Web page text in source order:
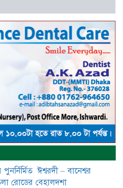
বাসযোগ্য পৃথিবী গড়তে
অক্সিজেন ফ্যাক্টরী গড়ে
বিকল্প নেই——বিএনপির
নেতা সাবেক এমপি বীর
সিরাজুল ইসলাম সরদার
ভাতিজাকে ছাত্রলীগের সাধারণ
অর্থ বা পেশীশক্তি না থাকলে
টিকে থাকার একমাত্র উপায়
কেন্দ্রিয় নেতা সিরাজুল ইসলাম
ঈশ্বরদী – বানেশ্বর
রোডের বেহালদশা